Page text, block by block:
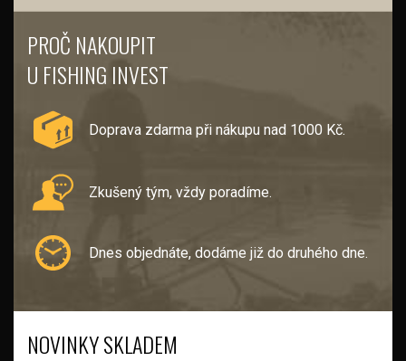
PROČ NAKOUPIT
U FISHING INVEST
Doprava zdarma při nákupu nad 1000 Kč.
Zkušený tým, vždy poradíme.
Dnes objednáte, dodáme již do druhého dne.
NOVINKY SKLADEM